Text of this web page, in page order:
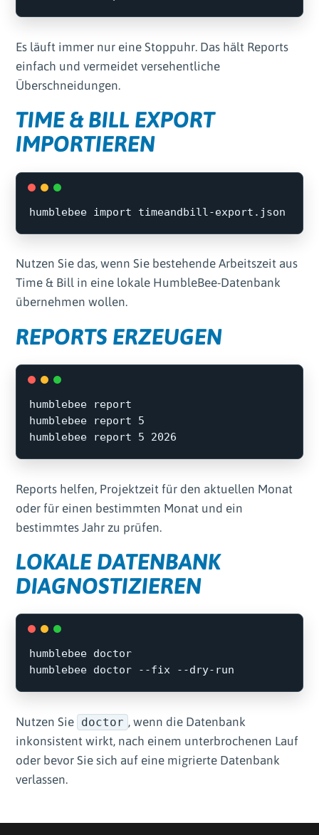
Es läuft immer nur eine Stoppuhr. Das hält Reports
einfach und vermeidet versehentliche
Überschneidungen.
TIME & BILL EXPORT
IMPORTIEREN
Nutzen Sie das, wenn Sie bestehende Arbeitszeit aus
Time & Bill in eine lokale HumbleBee-Datenbank
übernehmen wollen.
REPORTS ERZEUGEN
humblebee report
humblebee report 5
Reports helfen, Projektzeit für den aktuellen Monat
oder für einen bestimmten Monat und ein
bestimmtes Jahr zu prüfen.
LOKALE DATENBANK
DIAGNOSTIZIEREN
humblebee doctor
humblebee doctor --fix --dry-run
Nutzen Sie doctor , wenn die Datenbank
inkonsistent wirkt, nach einem unterbrochenen Lauf
oder bevor Sie sich auf eine migrierte Datenbank
verlassen.